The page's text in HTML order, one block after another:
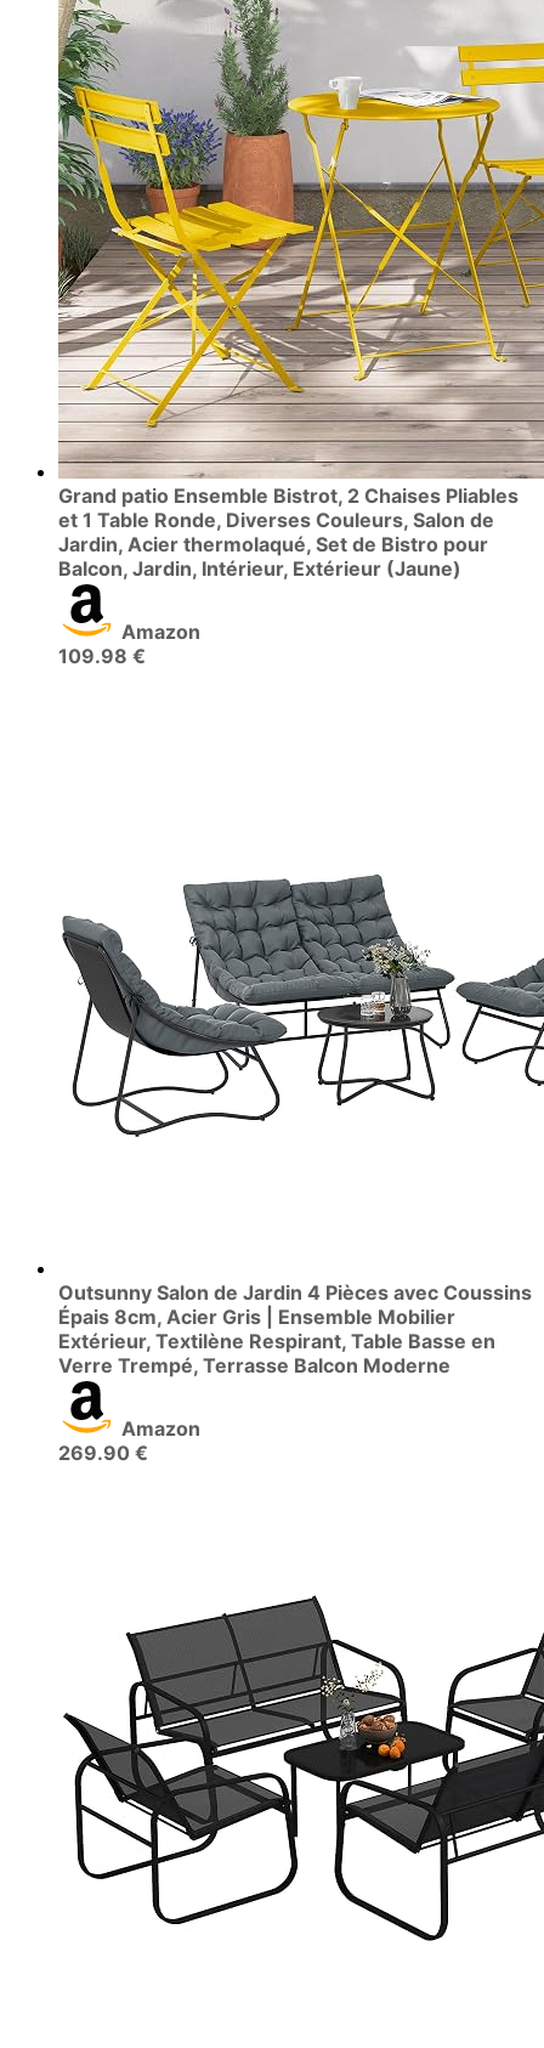
Grand patio Ensemble Bistrot, 2 Chaises Pliables
et 1 Table Ronde, Diverses Couleurs, Salon de
Jardin, Acier thermolaqué, Set de Bistro pour
Balcon, Jardin, Intérieur, Extérieur (Jaune)
Amazon
109.98 €
Outsunny Salon de Jardin 4 Pièces avec Coussins
Épais 8cm, Acier Gris | Ensemble Mobilier
Extérieur, Textilène Respirant, Table Basse en
Verre Trempé, Terrasse Balcon Moderne
Amazon
269.90 €